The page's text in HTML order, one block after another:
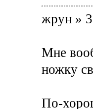
жрун »
Мне
ножку
По-